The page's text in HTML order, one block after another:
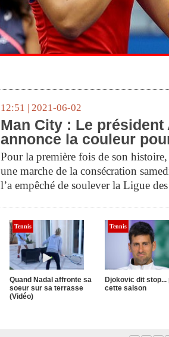
12:51 | 2021-06-02
Man City : Le président
annonce la couleur
Pour la première fois de son
une marche de la consécration
l’a empêché de soulever la Ligue
Tennis
Quand Nadal affronte sa
soeur sur sa terrasse
(Vidéo)
Tennis
Djokovic dit stop...
cette saison